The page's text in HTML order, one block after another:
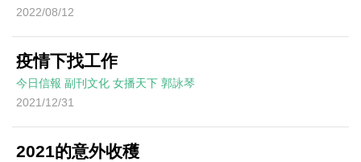
2022/08/12
疫情下找工作
今日信報 副刊文化 女播天下 郭詠琴
2021/12/31
2021的意外收穫